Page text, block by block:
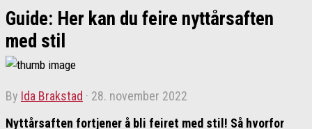
Guide: Her kan du feire nyttårsaften
med stil
by Ida Brakstad · 28. november 2022
Nyttårsaften fortjener å bli feiret med stil! Så hvorfor